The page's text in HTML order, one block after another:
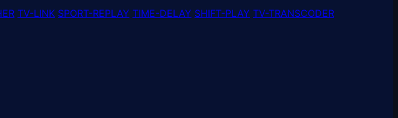
TV-LINK SPORT-REPLAY TIME-DELAY SHIFT-PLAY TV-TRANSCODER